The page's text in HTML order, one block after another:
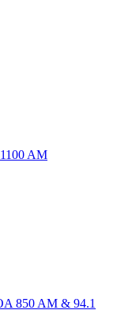
AM
850 AM & 94.1